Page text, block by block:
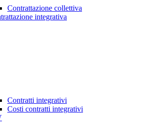
Contrattazione collettiva
integrativa
Contratti integrativi
Costi contratti integrativi